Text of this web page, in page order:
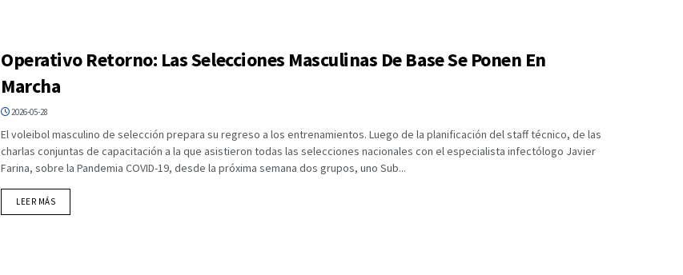
Operativo Retorno: Las Selecciones Masculinas De Base Se Ponen En
Marcha
2026-05-28
El voleibol masculino de selección prepara su regreso a los entrenamientos. Luego de la planificación del staff técnico, de las
charlas conjuntas de capacitación a la que asistieron todas las selecciones nacionales con el especialista infectólogo Javier
Farina, sobre la Pandemia COVID-19, desde la próxima semana dos grupos, uno Sub...
LEER MÁSDETAILS